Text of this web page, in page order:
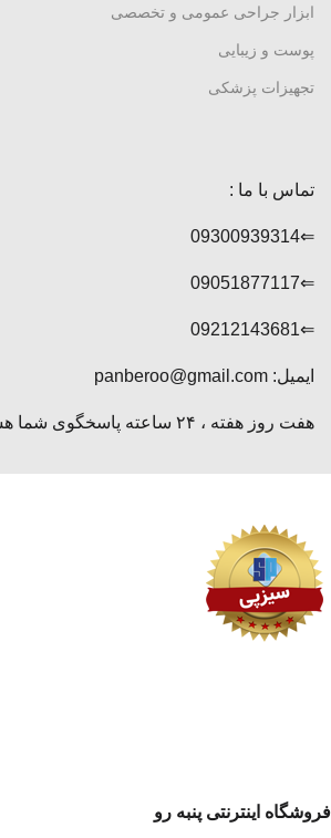
ابزار جراحی عمومی و تخصصی
پوست و زیبایی
تجهیزات پزشکی
تماس با ما :
⇐09300939314
⇐09051877117
⇐09212143681
ایمیل: panberoo@gmail.com
هفت روز هفته ، ۲۴ ساعته پاسخگوی شما هستیم.
فروشگاه اینترنتی پنبه رو